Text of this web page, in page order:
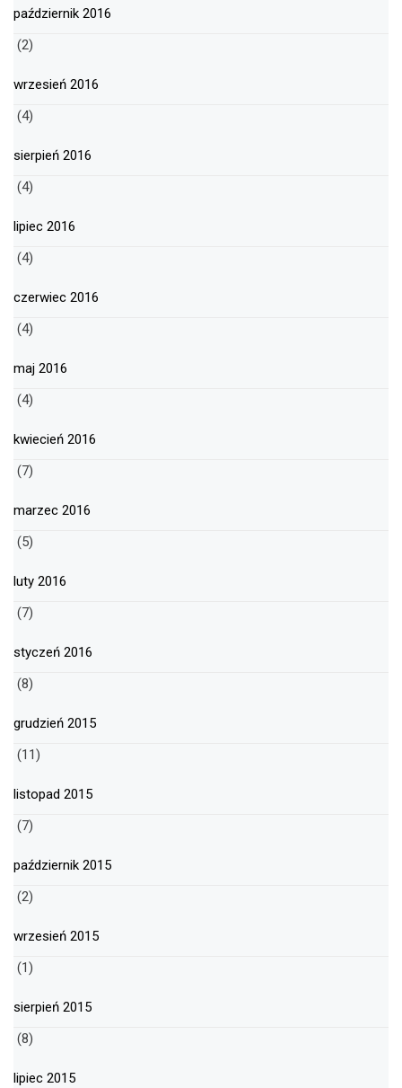
październik 2016
(2)
wrzesień 2016
(4)
sierpień 2016
(4)
lipiec 2016
(4)
czerwiec 2016
(4)
maj 2016
(4)
kwiecień 2016
(7)
marzec 2016
(5)
luty 2016
(7)
styczeń 2016
(8)
grudzień 2015
(11)
listopad 2015
(7)
październik 2015
(2)
wrzesień 2015
(1)
sierpień 2015
(8)
lipiec 2015